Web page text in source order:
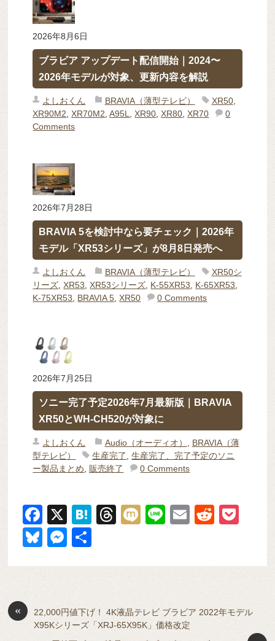
2026年8月6日
ブラビア アップデート配信開始｜2024〜
2026年モデルが対象、更新内容を解説
よしおくん BRAVIA（薄型テレビ） XR50,
XR90M2 ,XR70M2 ,A95L ,XR90 ,XR80 ,XR70
0
Comments
2026年7月28日
BRAVIA 5を検討中なら要チェック｜2026年
モデル「XR53シリーズ」が8月8日発売へ
よしおくん BRAVIA（薄型テレビ）
XR50シ
リーズ ,XR53 ,XR53シリーズ K-55XR53 K-65XR53
K-75XR53
BRAVIA 5 ,XR50 0 Comments
2026年7月25日
ソニー完了予定2026年7月最新版｜BRAVIA
XR50とWH-CH520が対象に
よしおくん Audio（オーディオ）
BRAVIA（薄
型テレビ）
生産完了 ,生産完了、完了予定のソニ
ー製品まとめ
販売終了 0 Comments
F
a
c
e
o
o
X
H
n
T
a
s
M
Li
E
R
di et
Bl
y
M
n
g
«
22,000円値下げ！ 4K液晶テレビ ブラビア 2022年モデル
X95Kシリーズ「XRJ-65X95K」価格改定